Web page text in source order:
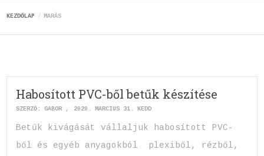
KEZDŐLAP MARÁS
Habosított PVC-ből betűk készítése
SZERZŐ:GABOR 2020. MÁRCIUS 31. KEDD
Betűk kivágását vállaljuk habosított PVC-
ből és egyéb anyagokból plexiből, rézből,